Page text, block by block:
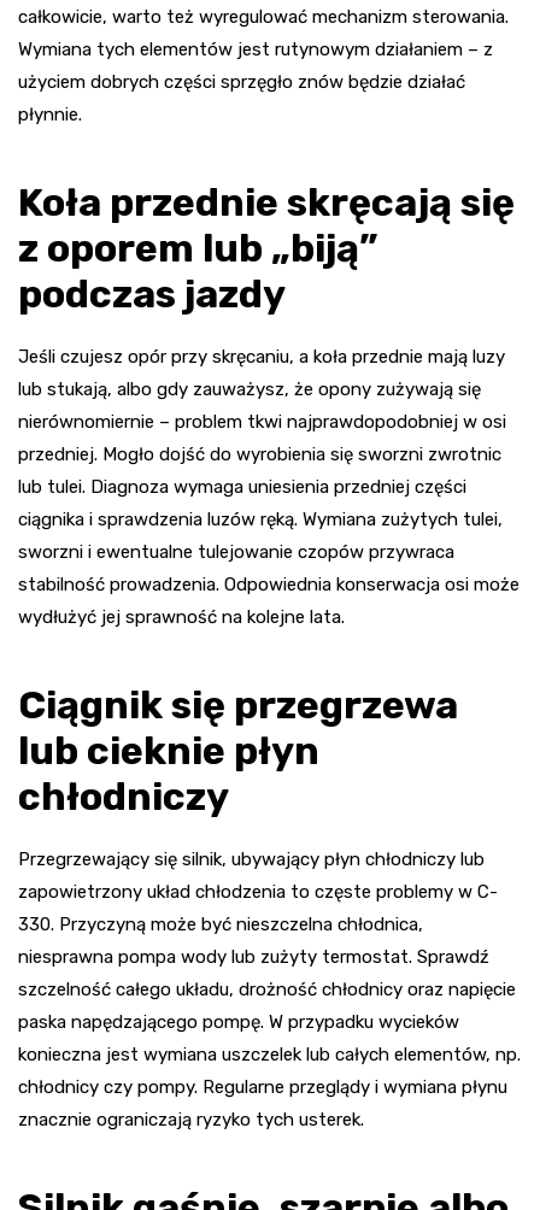
całkowicie, warto też wyregulować mechanizm sterowania.
Wymiana tych elementów jest rutynowym działaniem – z
użyciem dobrych części sprzęgło znów będzie działać
płynnie.
Koła przednie skręcają się
z oporem lub „biją”
podczas jazdy
Jeśli czujesz opór przy skręcaniu, a koła przednie mają luzy
lub stukają, albo gdy zauważysz, że opony zużywają się
nierównomiernie – problem tkwi najprawdopodobniej w osi
przedniej. Mogło dojść do wyrobienia się sworzni zwrotnic
lub tulei. Diagnoza wymaga uniesienia przedniej części
ciągnika i sprawdzenia luzów ręką. Wymiana zużytych tulei,
sworzni i ewentualne tulejowanie czopów przywraca
stabilność prowadzenia. Odpowiednia konserwacja osi może
wydłużyć jej sprawność na kolejne lata.
Ciągnik się przegrzewa
lub cieknie płyn
chłodniczy
Przegrzewający się silnik, ubywający płyn chłodniczy lub
zapowietrzony układ chłodzenia to częste problemy w C-
330. Przyczyną może być nieszczelna chłodnica,
niesprawna pompa wody lub zużyty termostat. Sprawdź
szczelność całego układu, drożność chłodnicy oraz napięcie
paska napędzającego pompę. W przypadku wycieków
konieczna jest wymiana uszczelek lub całych elementów, np.
chłodnicy czy pompy. Regularne przeglądy i wymiana płynu
znacznie ograniczają ryzyko tych usterek.